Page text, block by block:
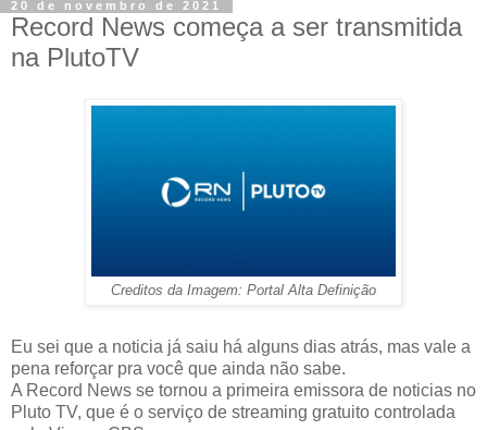
20 de novembro de 2021
Record News começa a ser transmitida
na PlutoTV
Creditos da Imagem: Portal Alta Definição
Eu sei que a noticia já saiu há alguns dias atrás, mas vale a
pena reforçar pra você que ainda não sabe.
A Record News se tornou a primeira emissora de noticias no
Pluto TV, que é o serviço de streaming gratuito controlada